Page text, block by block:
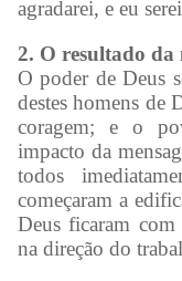
agradarei, e eu
2. O resultado da
O poder de Deus
destes homens de
coragem; e o
impacto da
todos
começaram a
Deus ficaram
na direção do